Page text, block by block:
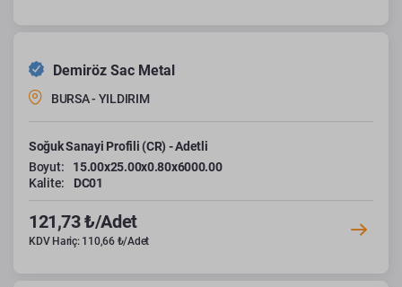
Demiröz Sac Metal
BURSA - YILDIRIM
Soğuk Sanayi Profili (CR) - Adetli
Boyut:
15.00x25.00x0.80x6000.00
Kalite:
DC01
121,73 ₺/Adet
KDV Hariç: 110,66 ₺/Adet